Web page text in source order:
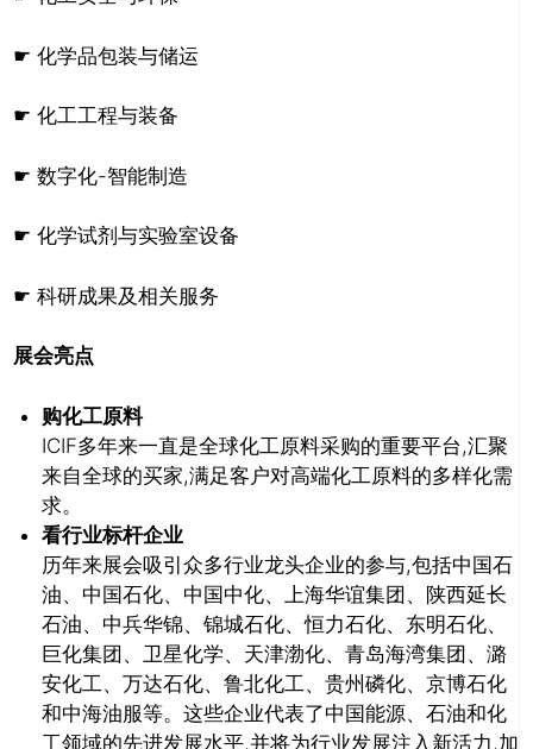
☛ 化学品包装与储运
☛ 化工工程与装备
☛ 数字化-智能制造
☛ 化学试剂与实验室设备
☛ 科研成果及相关服务
展会亮点
购化工原料
ICIF多年来一直是全球化工原料采购的重要平台,汇聚
来自全球的买家,满足客户对高端化工原料的多样化需
求。
看行业标杆企业
历年来展会吸引众多行业龙头企业的参与,包括中国石
油、中国石化、中国中化、上海华谊集团、陕西延长
石油、中兵华锦、锦城石化、恒力石化、东明石化、
巨化集团、卫星化学、天津渤化、青岛海湾集团、潞
安化工、万达石化、鲁北化工、贵州磷化、京博石化
和中海油服等。这些企业代表了中国能源、石油和化
工领域的先进发展水平,并将为行业发展注入新活力,加